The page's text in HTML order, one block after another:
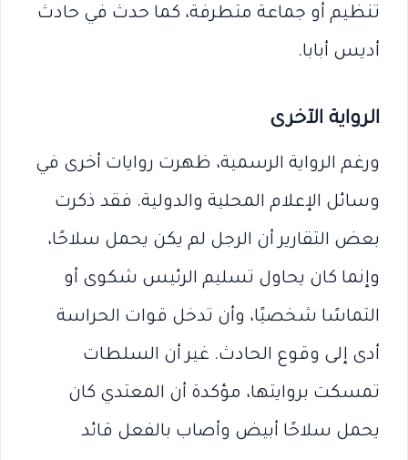
تنظيم أو جماعة متطرفة، كما حدث في حادث
أديس أبابا.
الرواية الآخرى
ورغم الرواية الرسمية، ظهرت روايات أخرى في
وسائل الإعلام المحلية والدولية. فقد ذكرت
بعض التقارير أن الرجل لم يكن يحمل سلاحًا،
وإنما كان يحاول تسليم الرئيس شكوى أو
التماسًا شخصيًا، وأن تدخل قوات الحراسة
أدى إلى وقوع الحادث. غير أن السلطات
تمسكت بروايتها، مؤكدة أن المعتدي كان
يحمل سلاحًا أبيض وأصاب بالفعل قائد